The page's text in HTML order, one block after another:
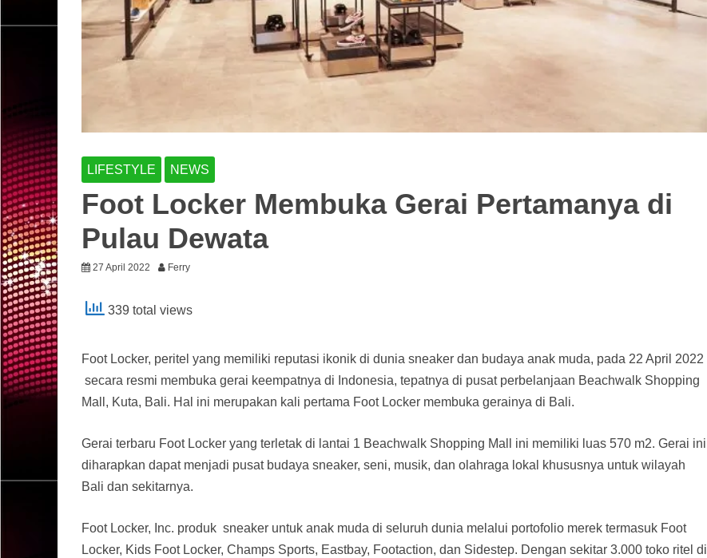
LIFESTYLE NEWS
Foot Locker Membuka Gerai Pertamanya di
Pulau Dewata
27 April 2022 Ferry
339 total views
Foot Locker, peritel yang memiliki reputasi ikonik di dunia sneaker dan budaya anak muda, pada 22 April 2022
secara resmi membuka gerai keempatnya di Indonesia, tepatnya di pusat perbelanjaan Beachwalk Shopping
Mall, Kuta, Bali. Hal ini merupakan kali pertama Foot Locker membuka gerainya di Bali.
Gerai terbaru Foot Locker yang terletak di lantai 1 Beachwalk Shopping Mall ini memiliki luas 570 m2. Gerai ini
diharapkan dapat menjadi pusat budaya sneaker, seni, musik, dan olahraga lokal khususnya untuk wilayah
Bali dan sekitarnya.
Foot Locker, Inc. produk sneaker untuk anak muda di seluruh dunia melalui portofolio merek termasuk Foot
Locker, Kids Foot Locker, Champs Sports, Eastbay, Footaction, dan Sidestep. Dengan sekitar 3.000 toko ritel di